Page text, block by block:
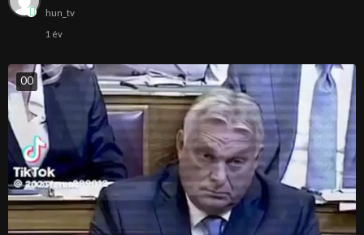
hun_tv
1 év
00